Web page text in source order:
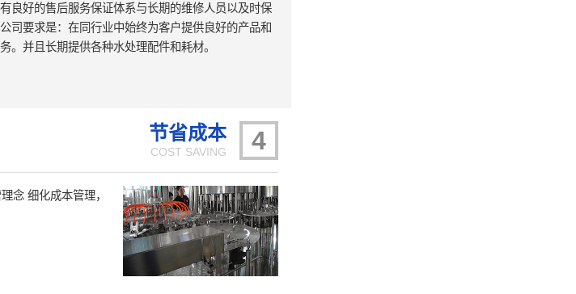
良好的售后服务保证体系与长期的维修人员以及时保
司要求是：在同行业中始终为客户提供良好的产品和
。并且长期提供各种水处理配件和耗材。
4
节省成本
COST SAVING
念 细化成本管理，